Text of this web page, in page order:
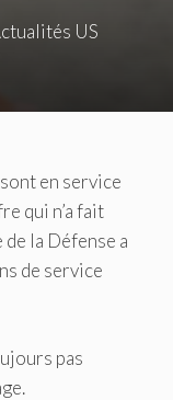
US
en service
qui n’a fait
la Défense a
de service
pas